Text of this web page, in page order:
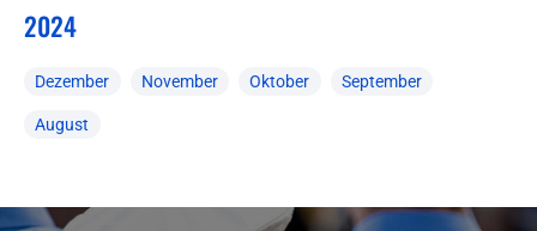
2024
Dezember November Oktober September
August